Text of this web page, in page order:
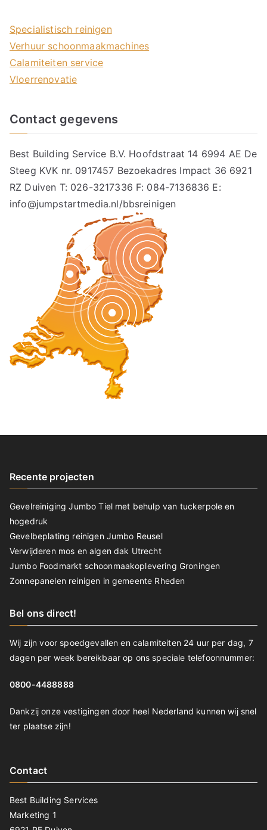
Specialistisch reinigen
Verhuur schoonmaakmachines
Calamiteiten service
Vloerrenovatie
Contact gegevens
Best Building Service B.V. Hoofdstraat 14 6994 AE De
Steeg KVK nr. 0917457 Bezoekadres Impact 36 6921
RZ Duiven T: 026-3217336 F: 084-7136836 E:
info@jumpstartmedia.nl/bbsreinigen
Recente projecten
Gevelreiniging Jumbo Tiel met behulp van tuckerpole en
hogedruk
Gevelbeplating reinigen Jumbo Reusel
Verwijderen mos en algen dak Utrecht
Jumbo Foodmarkt schoonmaakoplevering Groningen
Zonnepanelen reinigen in gemeente Rheden
Bel ons direct!
Wij zijn voor spoedgevallen en calamiteiten 24 uur per dag, 7
dagen per week bereikbaar op ons speciale telefoonnummer:
0800-4488888
Dankzij onze vestigingen door heel Nederland kunnen wij snel
ter plaatse zijn!
Contact
Best Building Services
Marketing 1